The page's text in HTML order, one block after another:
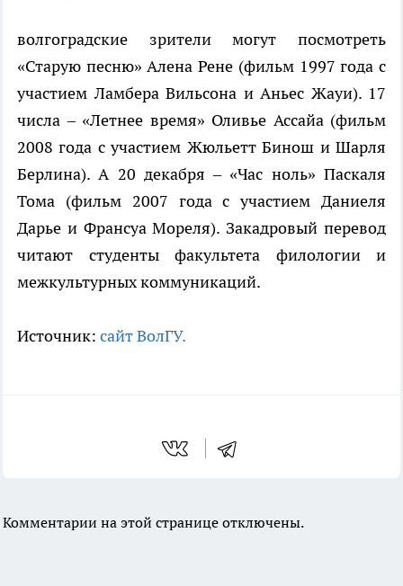
волгоградские зрители могут посмотреть
«Старую песню» Алена Рене (фильм 1997 года с
участием Ламбера Вильсона и Аньес Жауи). 17
числа – «Летнее время» Оливье Ассайа (фильм
2008 года с участием Жюльетт Бинош и Шарля
Берлина). А 20 декабря – «Час ноль» Паскаля
Тома (фильм 2007 года с участием Даниеля
Дарье и Франсуа Мореля). Закадровый перевод
читают студенты факультета филологии и
межкультурных коммуникаций.
Источник: сайт ВолГУ.
Комментарии на этой странице отключены.